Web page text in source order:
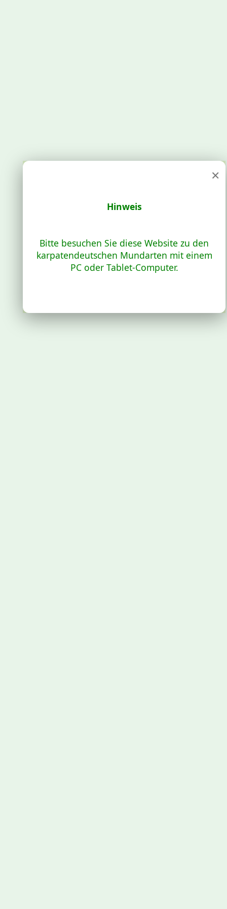
×
Hinweis
Bitte besuchen Sie diese Website zu den
karpatendeutschen Mundarten mit einem
PC oder Tablet-Computer.